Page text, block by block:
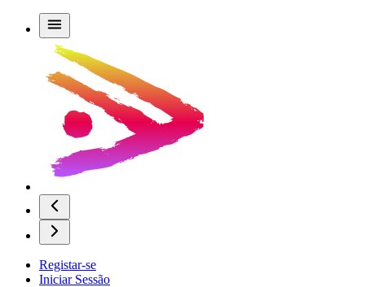
Registar-se
Iniciar Sessão